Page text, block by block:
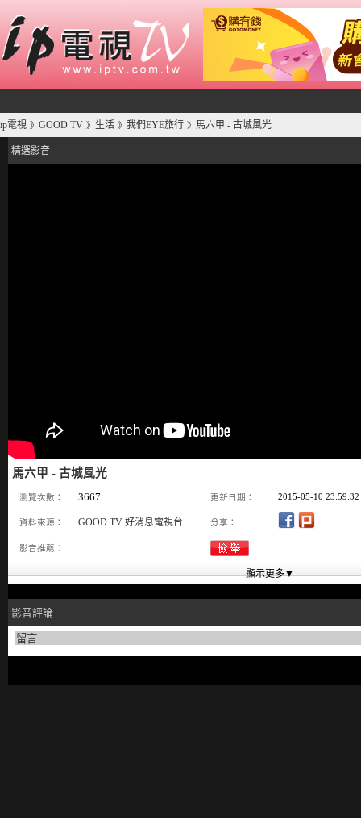
ip電視 》 GOOD TV 》 生活 》 我們EYE旅行 》 馬六甲 - 古城風光
精選影音
馬六甲 - 古城風光
瀏覽次數： 3667 更新日期： 2015-05-10 23:59:32
資料來源： GOOD TV 好消息電視台 分享：
影音推薦：
影音評論